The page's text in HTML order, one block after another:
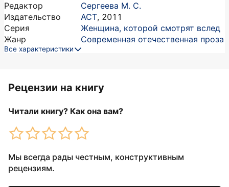
Редактор
Сергеева М. С.
Издательство
АСТ, 2011
Серия
Женщина, которой смотрят вслед
Жанр
Современная отечественная проза
Все характеристики
Рецензии на книгу
Читали книгу? Как она вам?
Мы всегда рады честным, конструктивным
рецензиям.